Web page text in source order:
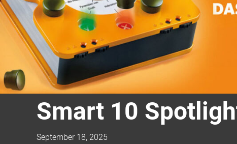
Smart 10
September 18, 2025